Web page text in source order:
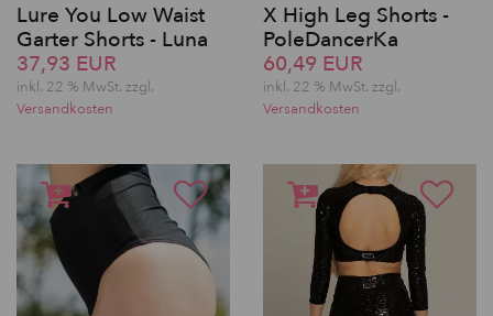
Lure You Low Waist
Garter Shorts - Luna
37,93 EUR
inkl. 22 % MwSt. zzgl.
Versandkosten
X High Leg Shorts -
PoleDancerKa
60,49 EUR
inkl. 22 % MwSt. zzgl.
Versandkosten